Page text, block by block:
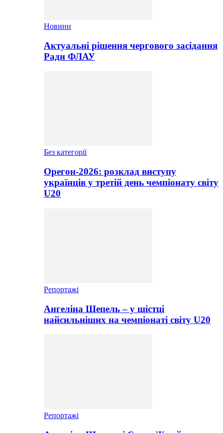
Новини
Актуальні рішення чергового засідання
Ради ФЛАУ
Без категорії
Орегон-2026: розклад виступу
українців у третій день чемпіонату світу
U20
Репортажі
Ангеліна Шепель – у шістці
найсильніших на чемпіонаті світу U20
Репортажі